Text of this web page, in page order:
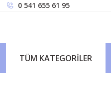
0 541 655 61 95
TÜM KATEGORİLER